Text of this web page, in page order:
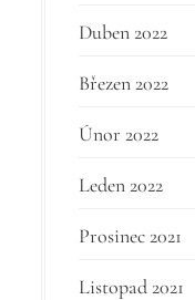
Duben 2022
Březen 2022
Únor 2022
Leden 2022
Prosinec 2021
Listopad 2021